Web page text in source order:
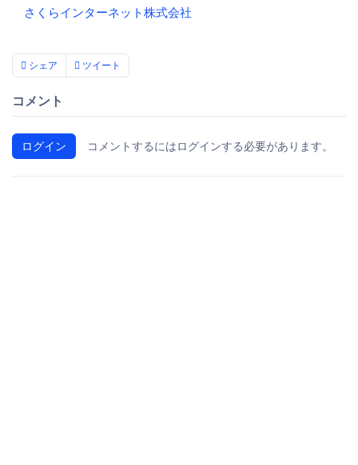
さくらインターネット株式会社
シェア ツイート
コメント
ログイン コメントするにはログインする必要があります。